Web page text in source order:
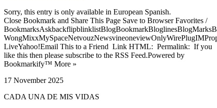
Sorry, this entry is only available in European Spanish.
Close Bookmark and Share This Page Save to Browser Favorites /
LiveYahoo!Email This to a Friend Link HTML: Permalink: If you
like this then please subscribe to the RSS Feed.Powered by
Bookmarkify™ More »
17 November 2025
CADA UNA DE MIS VIDAS